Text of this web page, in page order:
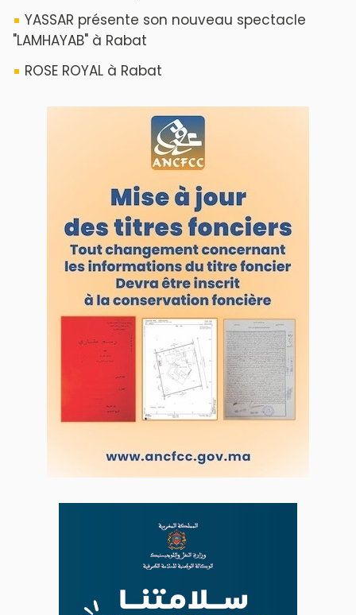
ABOUT US
A propos de L'ODJ
VOS CONTRIBUTIONS
Proposer votre article
LODJ VIDÉO
L'ODJ LIVE TV
LODJ AUDIO
WEB RADIO R212
Copyright © 2022 Groupe de presse Arrissala
Ce site utilise Google Analytics. En continuant à naviguer, vous nous
autorisez à déposer un cookie à des fins de mesure d'audience
Plan du site| Syndication